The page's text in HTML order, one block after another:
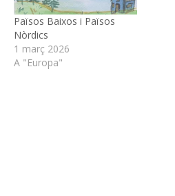
Països Baixos i Països
Nòrdics
1 març 2026
A "Europa"